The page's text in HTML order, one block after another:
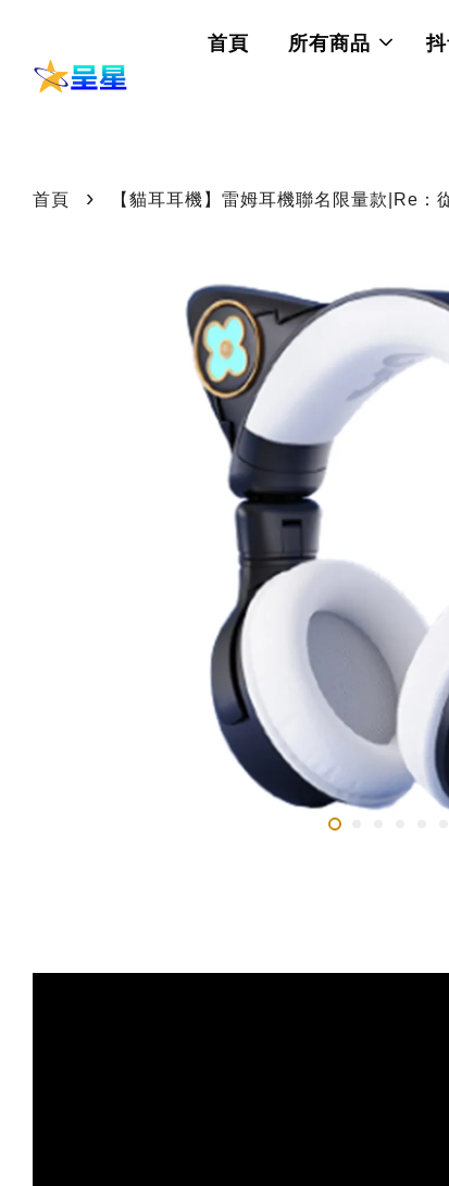
首頁 所有商品
首頁 › 【貓耳耳機】雷姆耳機聯名限量款|Re：